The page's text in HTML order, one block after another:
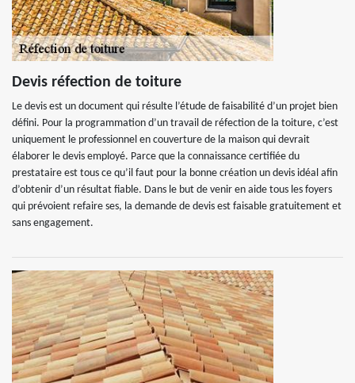
Devis réfection de toiture
Le devis est un document qui résulte l’étude de faisabilité d’un projet bien
défini. Pour la programmation d’un travail de réfection de la toiture, c’est
uniquement le professionnel en couverture de la maison qui devrait
élaborer le devis employé. Parce que la connaissance certifiée du
prestataire est tous ce qu’il faut pour la bonne création un devis idéal afin
d’obtenir d’un résultat fiable. Dans le but de venir en aide tous les foyers
qui prévoient refaire ses, la demande de devis est faisable gratuitement et
sans engagement.